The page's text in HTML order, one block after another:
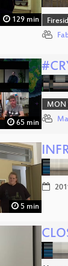
129 min
65 min
MON
5 min